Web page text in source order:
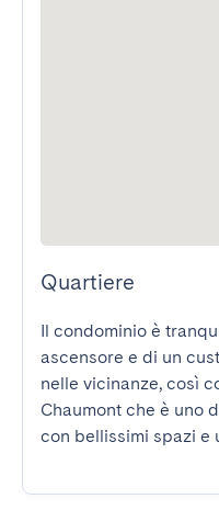
Quartiere
Il condominio è
ascensore e di un
nelle vicinanze, così
Chaumont che è uno
con bellissimi spazi e